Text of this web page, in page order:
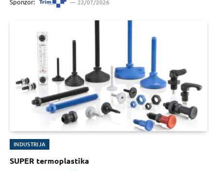
Sponzor: 22/07/2026
INDUSTRIJA
SUPER termoplastika